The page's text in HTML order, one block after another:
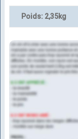
Poids: 2,35kg